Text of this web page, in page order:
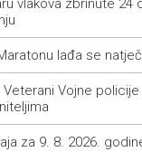
vlakova zbrinute 24
lađa se
Vojne policije
za 9. 8. 2026.